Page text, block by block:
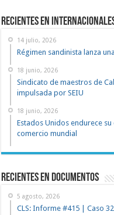
Recientes en
14 julio, 2026
Régimen sandinista lanza
18 junio, 2026
Sindicato de maestros de
impulsada por SEIU
18 junio, 2026
Estados Unidos endurece
comercio mundial
recientes en documentos
5 agosto, 2026
CLS: Informe #415 | Caso